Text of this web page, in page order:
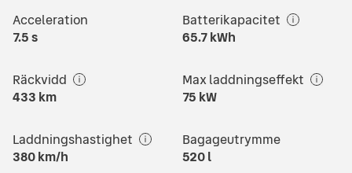
Acceleration
7.5s
Batterikapacitet
65.7kWh
Räckvidd
433 km
Max laddningseffekt
75 kW
Laddningshastighet
380km/h
Bagageutrymme
520l